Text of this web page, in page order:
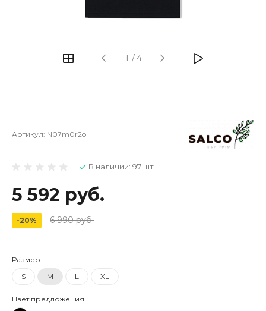
1 /4
Артикул: N07m0r2o
В наличии: 97 шт
5 592 руб.
-20% 6 990 руб.
Размер
S
M L XL
Цвет предложения